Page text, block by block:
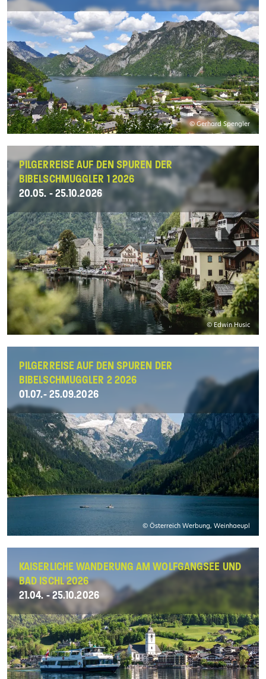
© Gerhard Spengler
PILGERREISE AUF DEN SPUREN DER
BIBELSCHMUGGLER 1 2026
20.05. - 25.10.2026
© Edwin Husic
PILGERREISE AUF DEN SPUREN DER
BIBELSCHMUGGLER 2 2026
01.07.- 25.09.2026
© Österreich Werbung, Weinhaeupl
KAISERLICHE WANDERUNG AM WOLFGANGSEE UND
BAD ISCHL 2026
21.04. - 25.10.2026